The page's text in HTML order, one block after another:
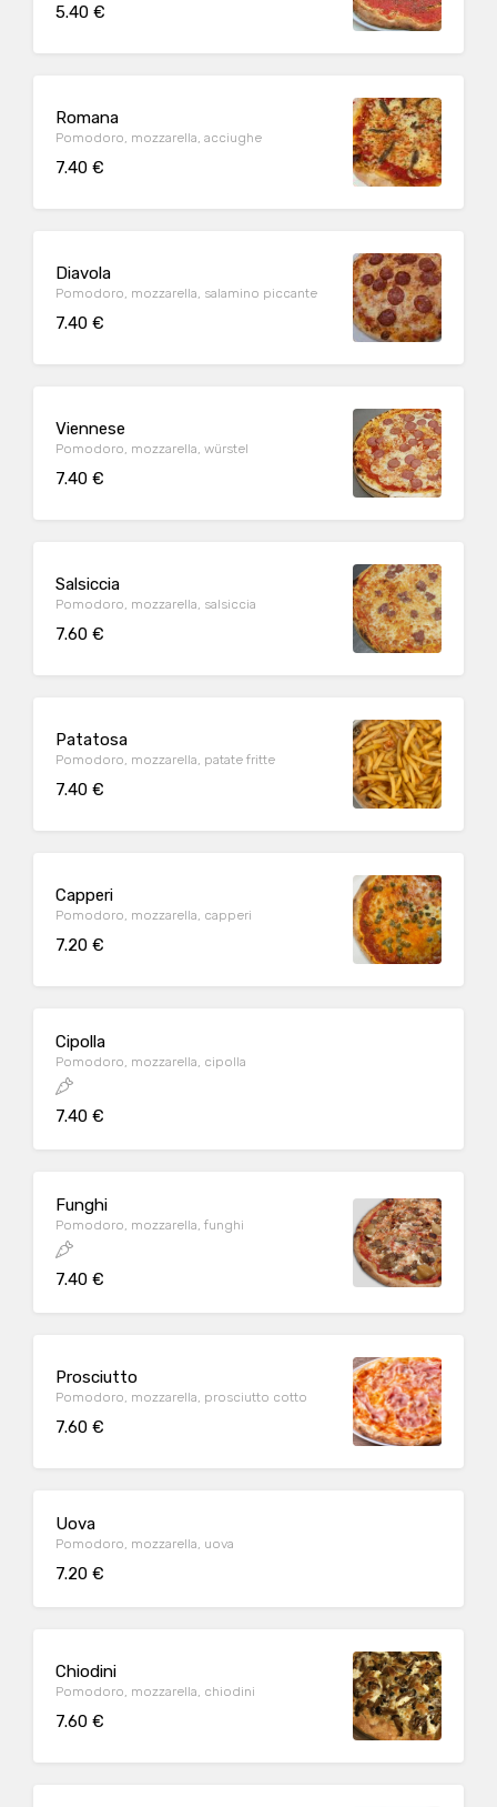
5.40 €
Romana
Pomodoro, mozzarella, acciughe
7.40 €
Diavola
Pomodoro, mozzarella, salamino piccante
7.40 €
Viennese
Pomodoro, mozzarella, würstel
7.40 €
Salsiccia
Pomodoro, mozzarella, salsiccia
7.60 €
Patatosa
Pomodoro, mozzarella, patate fritte
7.40 €
Capperi
Pomodoro, mozzarella, capperi
7.20 €
Cipolla
Pomodoro, mozzarella, cipolla
7.40 €
Funghi
Pomodoro, mozzarella, funghi
7.40 €
Prosciutto
Pomodoro, mozzarella, prosciutto cotto
7.60 €
Uova
Pomodoro, mozzarella, uova
7.20 €
Chiodini
Pomodoro, mozzarella, chiodini
7.60 €